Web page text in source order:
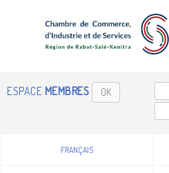
ESPACE MEMBRES OK
FRANÇAIS